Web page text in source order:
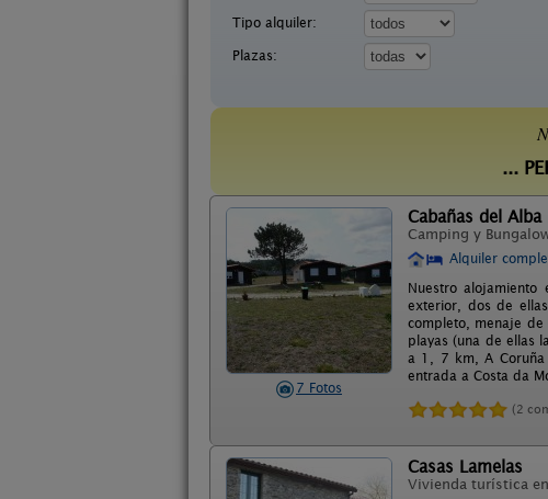
Tipo alquiler:
Plazas:
...
7 Fotos
Cabañas del Alba
Camping y
Alquiler
Nuestro
exterior, dos de
completo, menaje
playas (una de ellas
a 1, 7 km, A Coruña
entrada a Costa da
(2
Casas Lamelas
Vivienda turística en